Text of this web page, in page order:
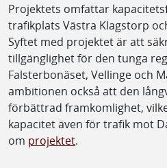
Projektets omfattar
trafikplats Västra Klagstorp
Syftet med projektet är att
tillgänglighet för den tunga
Falsterbonäset, Vellinge och
ambitionen också att den
förbättrad framkomlighet,
kapacitet även för trafik mot
om projektet.